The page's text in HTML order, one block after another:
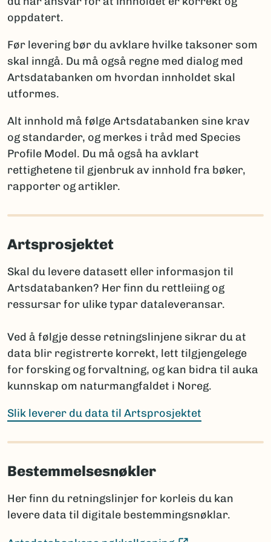
Artsdatabanken
ny for vitenskapen
ny for Norge
funn av en art som tidligere ble antatt forsvunnet
fra Norge
funn av art som er tidligere registrert i Norge
Merk:Kun én av disse opplysningene per takson skal
brukes for å sikre entydig statistikk. Et kommentarfelt
kan brukes ved behov for ytterligere forklaringer.
Rapportering av arter nye for vitenskapen
autor oppgis, sammen med litteraturreferanse der
regelverket for den aktuelle artsgruppen:
International Code of Nomenclature for Algae,
Fungi and Plants
(Ekstern lenke)
International Code of Zoological Nomenclature
slektsnavn + “sp. nov.”. Det bør da legges til en
kommentar om planlagt publisering: hvor og når
navnet skal publiseres i henhold til regelverket.
Prosjektet har ansvar for å informere Artsdatabanken
skjer lenge etter prosjektets slutt.
Sammenligning mot Artsdatabankens navneregister
innholdet i navneregisteret Nortaxa gjennom
listesøket.
Dette hjelper med å:
oppdatert.
Før levering bør du avklare hvilke taksoner som
skal inngå. Du må også regne med dialog med
Artsdatabanken om hvordan innholdet skal
utformes.
Alt innhold må følge Artsdatabanken sine krav
og standarder, og merkes i tråd med Species
Profile Model. Du må også ha avklart
rettighetene til gjenbruk av innhold fra bøker,
rapporter og artikler.
Artsprosjektet
Skal du levere datasett eller informasjon til
Artsdatabanken? Her finn du rettleiing og
ressursar for ulike typar dataleveransar.
Ved å følgje desse retningslinjene sikrar du at
data blir registrerte korrekt, lett tilgjengelege
for forsking og forvaltning, og kan bidra til auka
kunnskap om naturmangfaldet i Noreg.
Slik leverer du data til Artsprosjektet
Bestemmelsesnøkler
Her finn du retningslinjer for korleis du kan
levere data til digitale bestemmingsnøklar.